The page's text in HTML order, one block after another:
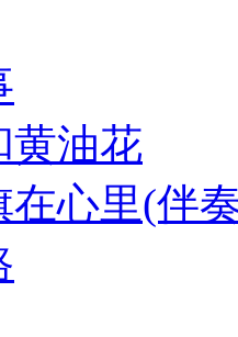
黄油花
在心里(伴